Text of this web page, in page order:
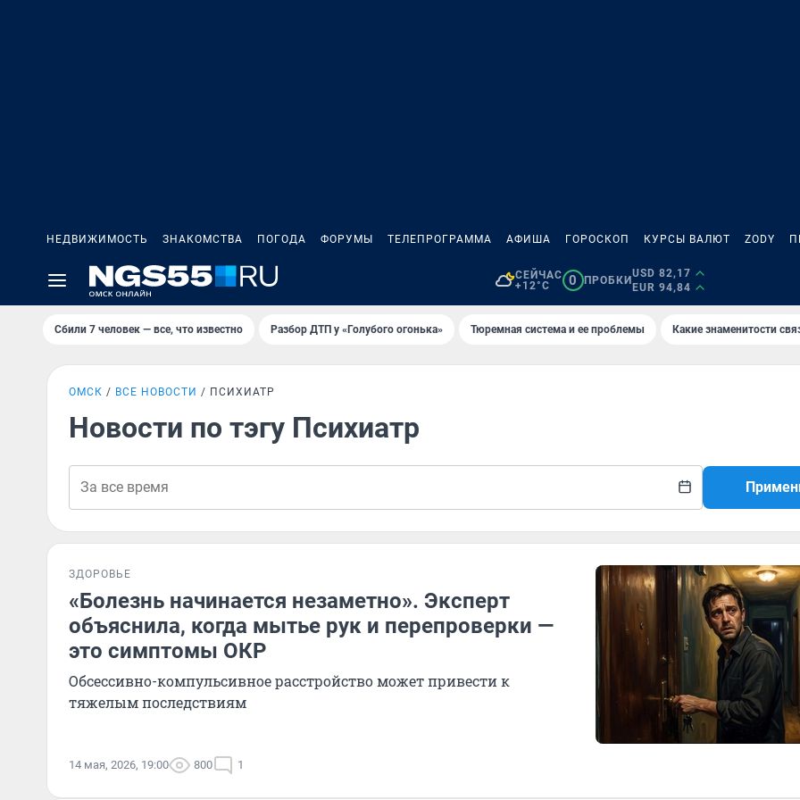
НЕДВИЖИМОСТЬ ЗНАКОМСТВА ПОГОДА ФОРУМЫ ТЕЛЕПРОГРАММА АФИША ГОРОСКОП КУРСЫ ВАЛЮТ ZODY
СЕЙЧАС
+12°C
0 ПРОБКИ
USD 82,17
EUR 94,84
Сбили 7 человек — все, что известно Разбор ДТП у «Голубого огонька» Тюремная система и ее проблемы Какие знаменитости
ОМСК ВСЕ НОВОСТИ ПСИХИАТР
Новости по тэгу Психиатр
ЗДОРОВЬЕ
«Болезнь начинается незаметно». Эксперт
объяснила, когда мытье рук и перепроверки —
это симптомы ОКР
Обсессивно-компульсивное расстройство может привести к
тяжелым последствиям
14 мая, 2026, 19:00 800 1